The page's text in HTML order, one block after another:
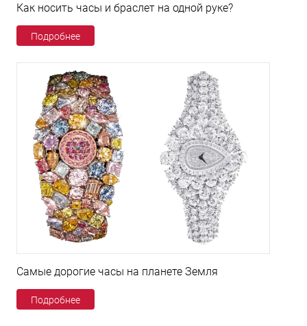
Как носить часы и браслет на одной руке?
Подробнее
Самые дорогие часы на планете Земля
Подробнее